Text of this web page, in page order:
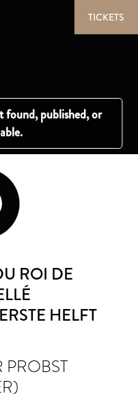
TICKETS
ROI DE
HELFT
PROBST